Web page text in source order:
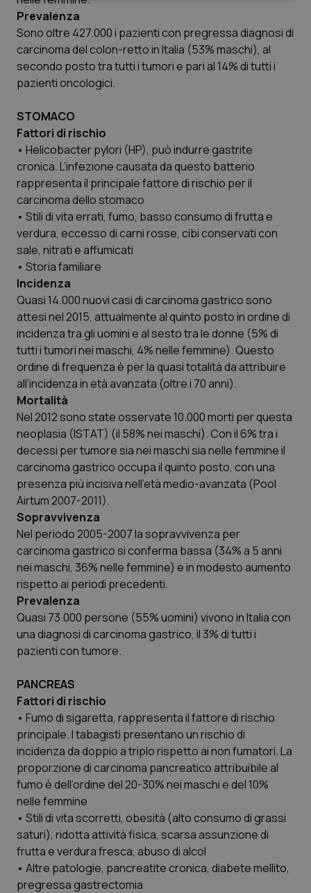
Prevalenza
Sono oltre 427.000 i pazienti con pregressa diagnosi di
carcinoma del colon-retto in Italia (53% maschi), al
secondo posto tra tutti i tumori e pari al 14% di tutti i
pazienti oncologici.
STOMACO
Fattori di rischio
• Helicobacter pylori (HP), può indurre gastrite
cronica. L’infezione causata da questo batterio
rappresenta il principale fattore di rischio per il
carcinoma dello stomaco
• Stili di vita errati, fumo, basso consumo di frutta e
verdura, eccesso di carni rosse, cibi conservati con
sale, nitrati e affumicati
• Storia familiare
Incidenza
Quasi 14.000 nuovi casi di carcinoma gastrico sono
attesi nel 2015, attualmente al quinto posto in ordine di
incidenza tra gli uomini e al sesto tra le donne (5% di
tutti i tumori nei maschi, 4% nelle femmine). Questo
ordine di frequenza è per la quasi totalità da attribuire
all’incidenza in età avanzata (oltre i 70 anni).
Mortalità
Nel 2012 sono state osservate 10.000 morti per questa
neoplasia (ISTAT) (il 58% nei maschi). Con il 6% tra i
decessi per tumore sia nei maschi sia nelle femmine il
carcinoma gastrico occupa il quinto posto, con una
presenza più incisiva nell’età medio-avanzata (Pool
Airtum 2007-2011).
Sopravvivenza
Nel periodo 2005-2007 la sopravvivenza per
carcinoma gastrico si conferma bassa (34% a 5 anni
nei maschi, 36% nelle femmine) e in modesto aumento
rispetto ai periodi precedenti.
Prevalenza
Quasi 73.000 persone (55% uomini) vivono in Italia con
una diagnosi di carcinoma gastrico, il 3% di tutti i
pazienti con tumore.
PANCREAS
Fattori di rischio
• Fumo di sigaretta, rappresenta il fattore di rischio
principale. I tabagisti presentano un rischio di
incidenza da doppio a triplo rispetto ai non fumatori. La
proporzione di carcinoma pancreatico attribuibile al
fumo è dell’ordine del 20-30% nei maschi e del 10%
nelle femmine
• Stili di vita scorretti, obesità (alto consumo di grassi
saturi), ridotta attività fisica, scarsa assunzione di
frutta e verdura fresca, abuso di alcol
• Altre patologie, pancreatite cronica, diabete mellito,
pregressa gastrectomia
I cookie necessari contribuiscono a rendere fruibile il
sito web abilitandone funzionalità di base quali la
navigazione sulle pagine e l'accesso alle aree
protette del sito. Il sito web non è in grado di
funzionare correttamente senza questi cookie.
Nome
Fornitore/ Dominio
VISITOR_PRIVACY_METADATA
.youtube.com
CookieScriptConsent
CookieScript
www.quotidianosanita.it
tracking-sites-ironfish-
tracking-enable
tracking-sites-ironfish-
session-id
_ga
Google LLC